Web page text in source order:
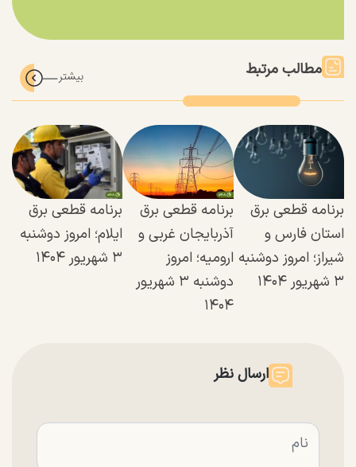
مطالب مرتبط
برنامه قطعی برق
استان فارس و
شیراز؛ امروز دوشنبه
۳ شهریور ۱۴۰۴
برنامه قطعی برق
آذربایجان غربی و
ارومیه؛ امروز
دوشنبه ۳ شهریور
۱۴۰۴
برنامه قطعی برق
ایلام؛ امروز دوشنبه
۳ شهریور ۱۴۰۴
ارسال نظر